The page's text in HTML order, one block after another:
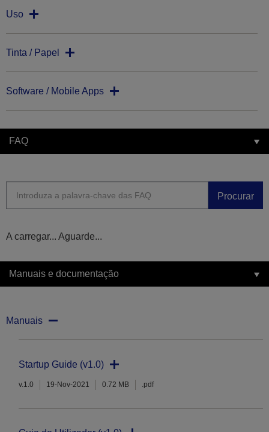
Uso
Tinta / Papel
Software / Mobile Apps
FAQ
Procurar
A carregar... Aguarde...
Manuais e documentação
Manuais
Startup Guide (v1.0)
v.1.0 19-Nov-2021 0.72 MB .pdf